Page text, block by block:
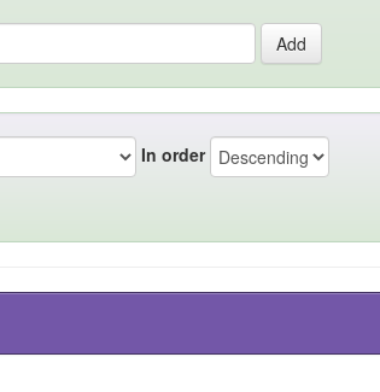
In order